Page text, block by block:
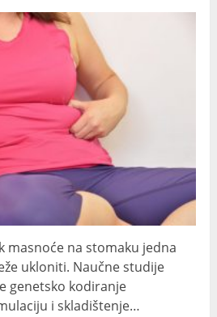
masnoće na stomaku jedna
ukloniti. Naučne studije
genetsko kodiranje
i skladištenje…